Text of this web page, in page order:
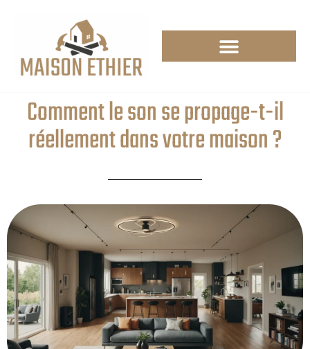
Comment le son se propage-t-il
réellement dans votre maison ?